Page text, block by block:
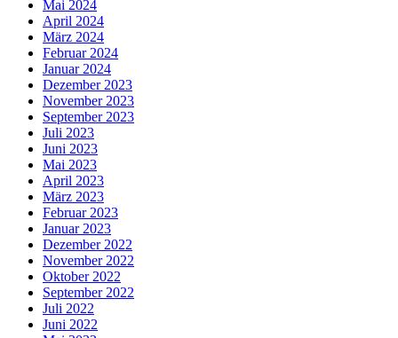
Mai 2024
April 2024
März 2024
Februar 2024
Januar 2024
Dezember 2023
November 2023
September 2023
Juli 2023
Juni 2023
Mai 2023
April 2023
März 2023
Februar 2023
Januar 2023
Dezember 2022
November 2022
Oktober 2022
September 2022
Juli 2022
Juni 2022